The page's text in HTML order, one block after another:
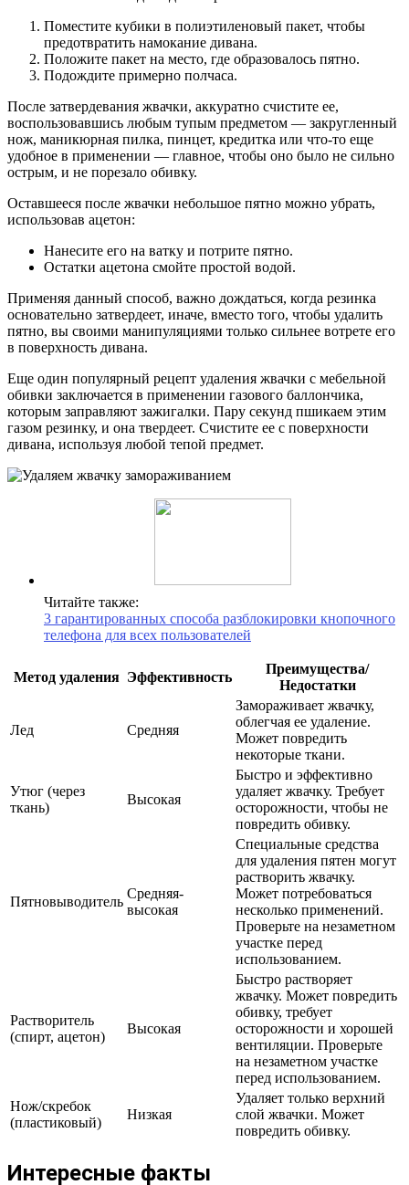
Поместите кубики в полиэтиленовый пакет, чтобы
предотвратить намокание дивана.
Положите пакет на место, где образовалось пятно.
Подождите примерно полчаса.
После затвердевания жвачки, аккуратно счистите ее,
воспользовавшись любым тупым предметом — закругленный
нож, маникюрная пилка, пинцет, кредитка или что-то еще
удобное в применении — главное, чтобы оно было не сильно
острым, и не порезало обивку.
Оставшееся после жвачки небольшое пятно можно убрать,
использовав ацетон:
Нанесите его на ватку и потрите пятно.
Остатки ацетона смойте простой водой.
Применяя данный способ, важно дождаться, когда резинка
основательно затвердеет, иначе, вместо того, чтобы удалить
пятно, вы своими манипуляциями только сильнее вотрете его
в поверхность дивана.
Еще один популярный рецепт удаления жвачки с мебельной
обивки заключается в применении газового баллончика,
которым заправляют зажигалки. Пару секунд пшикаем этим
газом резинку, и она твердеет. Счистите ее с поверхности
дивана, используя любой тепой предмет.
Читайте также:
3 гарантированных способа разблокировки кнопочного
телефона для всех пользователей
Метод удаления Эффективность
Преимущества/
Недостатки
Лед Средняя
Замораживает жвачку,
облегчая ее удаление.
Может повредить
некоторые ткани.
Утюг (через
ткань)
Высокая
Быстро и эффективно
удаляет жвачку. Требует
осторожности, чтобы не
повредить обивку.
Пятновыводитель
Средняя-
высокая
Специальные средства
для удаления пятен могут
растворить жвачку.
Может потребоваться
несколько применений.
Проверьте на незаметном
участке перед
использованием.
Растворитель
(спирт, ацетон)
Высокая
Быстро растворяет
жвачку. Может повредить
обивку, требует
осторожности и хорошей
вентиляции. Проверьте
на незаметном участке
перед использованием.
Нож/скребок
(пластиковый)
Низкая
Удаляет только верхний
слой жвачки. Может
повредить обивку.
Интересные факты